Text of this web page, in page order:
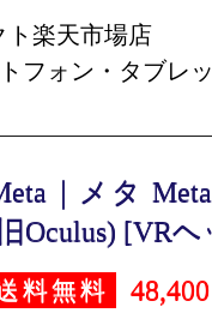
ト楽天市場店
フォン・タブレ
｜メタ Meta
Oculus) [VRヘ
料無料